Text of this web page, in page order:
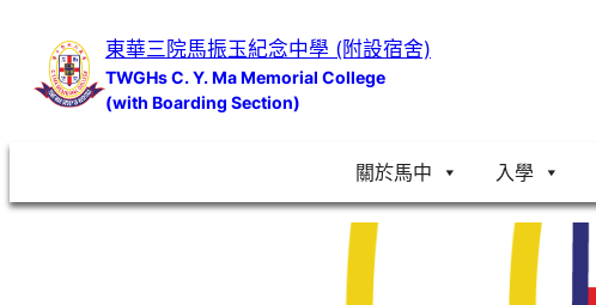
內
東華三院馬振玉紀念中學 (附設宿舍)
TWGHs C. Y. Ma Memorial College
(with Boarding Section)
關於馬中 入學